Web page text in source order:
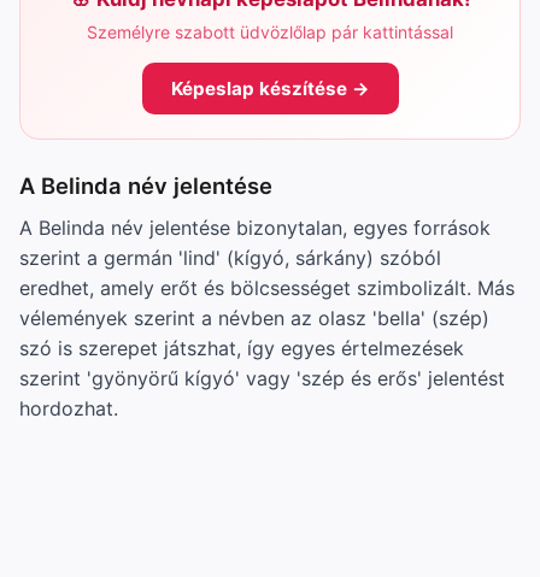
Személyre szabott üdvözlőlap pár kattintással
Képeslap készítése →
A Belinda név jelentése
A Belinda név jelentése bizonytalan, egyes források
szerint a germán 'lind' (kígyó, sárkány) szóból
eredhet, amely erőt és bölcsességet szimbolizált. Más
vélemények szerint a névben az olasz 'bella' (szép)
szó is szerepet játszhat, így egyes értelmezések
szerint 'gyönyörű kígyó' vagy 'szép és erős' jelentést
hordozhat.